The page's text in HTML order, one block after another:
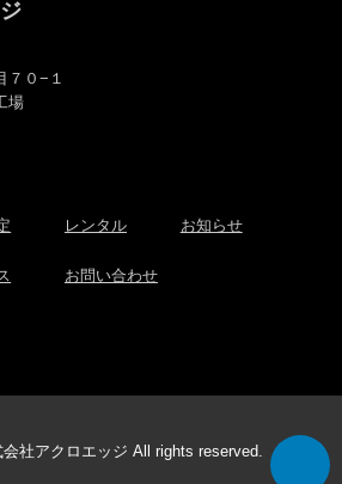
７０−１
場
レンタル お知らせ
お問い合わせ
社アクロエッジ All rights reserved.